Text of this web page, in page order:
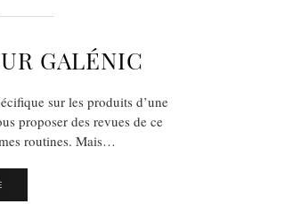
GALÉNIC
sur les produits d’une
proposer des revues de ce
routines. Mais…